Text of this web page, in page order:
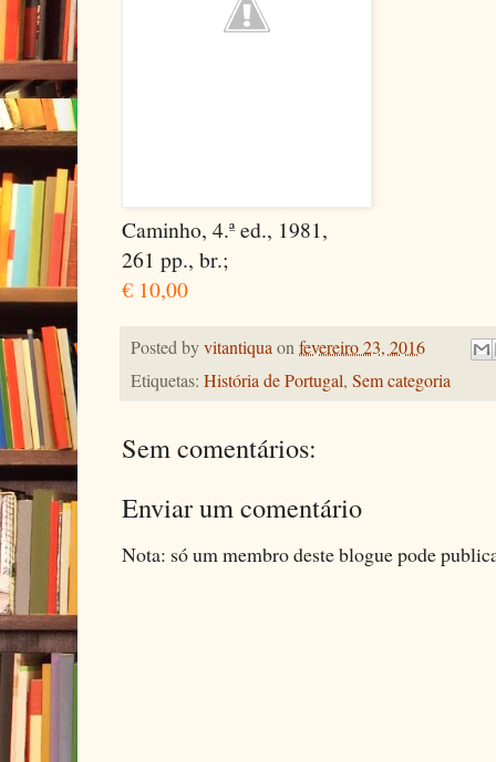
Caminho, 4.ª ed., 1981,
261 pp., br.;
€ 10,00
Posted byvitantiquaonfevereiro 23, 2016
Etiquetas: História de Portugal, Sem categoria
Sem comentários:
Enviar um comentário
Nota: só um membro deste blogue pode